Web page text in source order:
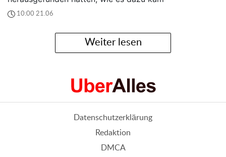
10:00 21.06
Weiter lesen
Datenschutzerklärung
Redaktion
DMCA